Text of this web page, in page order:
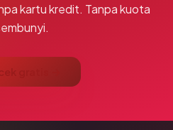
kartu kredit. Tanpa kuota
gratis →